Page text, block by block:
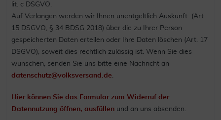
lit. c DSGVO.
Auf Verlangen werden wir Ihnen unentgeltlich Auskunft (Art
15 DSGVO, § 34 BDSG 2018) über die zu Ihrer Person
gespeicherten Daten erteilen oder Ihre Daten löschen (Art. 17
DSGVO), soweit dies rechtlich zulässig ist. Wenn Sie dies
wünschen, senden Sie uns bitte eine Nachricht an
datenschutz@volksversand.de.
Hier können Sie das Formular zum Widerruf der
Datennutzung öffnen, ausfüllen und an uns absenden.